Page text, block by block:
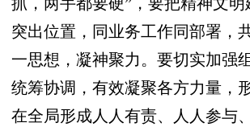
抓，两手都要硬”，要把精神文
突出位置，同业务工作同部署，
一思想，凝神聚力。 要切实加强
统筹协调，有效凝聚各方力量，
在全局形成人人有责、人人参与